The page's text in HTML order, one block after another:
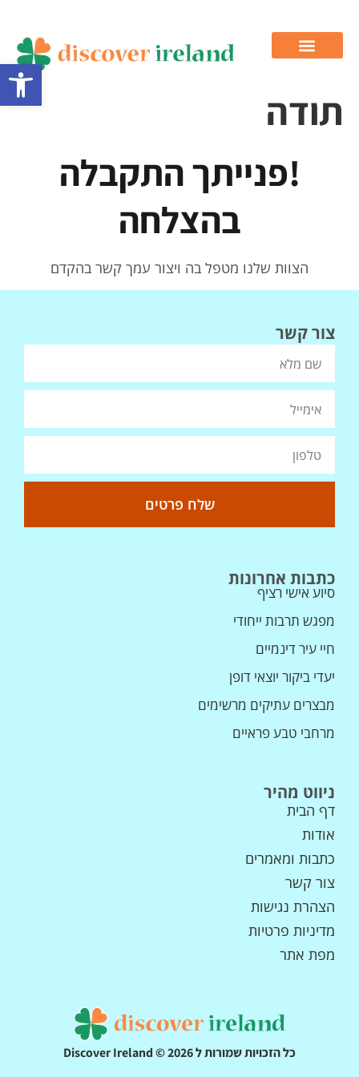
פתח
תודה
!פנייתך התקבלה
בהצלחה
הצוות שלנו מטפל בה ויצור עמך קשר בהקדם
צור קשר
שלח פרטים
ניווט מהיר
דף הבית
אודות
כתבות ומאמרים
צור קשר
הצהרת נגישות
מדיניות פרטיות
מפת אתר
כתבות אחרונות
סיוע אישי רציף
מפגש תרבות ייחודי
חיי עיר דינמיים
יעדי ביקור יוצאי דופן
מבצרים עתיקים מרשימים
מרחבי טבע פראיים
כל הזכויות שמורות ל Discover Ireland © 2026